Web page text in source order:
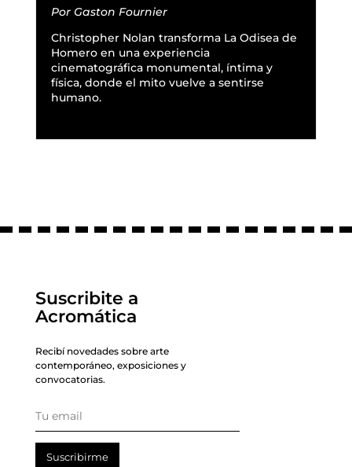
Por Gaston Fournier
Christopher Nolan transforma La Odisea de
Homero en una experiencia
cinematográfica monumental, íntima y
física, donde el mito vuelve a sentirse
humano.
Suscribite a
Acromática
Recibí novedades sobre arte
contemporáneo, exposiciones y
convocatorias.
Suscribirme